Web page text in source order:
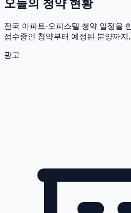
오늘의 청약 현황
전국 아파트·오피스텔 청약 일정을
접수중인 청약부터 예정된 분양까지
광고